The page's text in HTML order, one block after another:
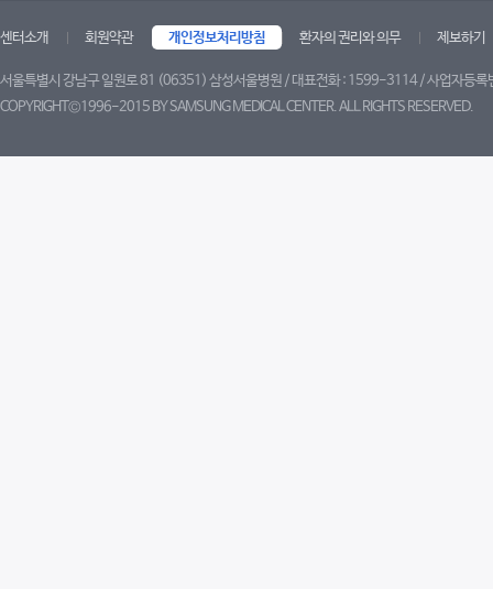
센터소개 회원약관 개인정보처리방침 환자의 권리와 의무 제보하기
서울특별시 강남구 일원로 81 (06351) 삼성서울병원 / 대표전화 : 1599-3114 / 사업자등
COPYRIGHT©1996-2015 BY SAMSUNG MEDICAL CENTER. ALL RIGHTS RESERVED.